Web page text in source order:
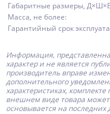
Габаритные размеры,
Масса, не более:
Гарантийный срок
Информация,
характер и не является
производитель вправе
дополнительного
характеристиках,
внешнем виде товара может
основывается на